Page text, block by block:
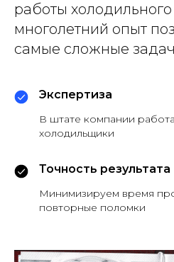
работы
многолетний опыт
самые сложные
Экспертиза
В штате компании
холодильщики
Точность результата
Минимизируем время
повторные поломки